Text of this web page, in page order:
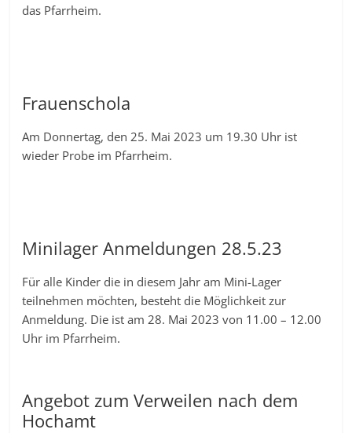
das Pfarrheim.
Frauenschola
Am Donnertag, den 25. Mai 2023 um 19.30 Uhr ist
wieder Probe im Pfarrheim.
Minilager Anmeldungen 28.5.23
Für alle Kinder die in diesem Jahr am Mini-Lager
teilnehmen möchten, besteht die Möglichkeit zur
Anmeldung. Die ist am 28. Mai 2023 von 11.00 – 12.00
Uhr im Pfarrheim.
Angebot zum Verweilen nach dem
Hochamt